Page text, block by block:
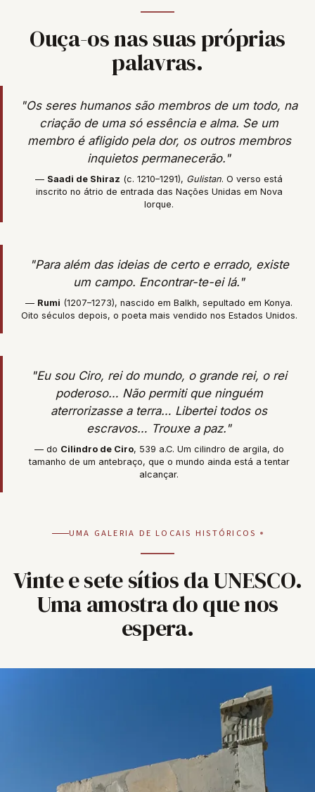
Ouça-os nas suas próprias
palavras.
"Os seres humanos são membros de um todo, na
criação de uma só essência e alma. Se um
membro é afligido pela dor, os outros membros
inquietos permanecerão."
— Saadi de Shiraz (c. 1210–1291), Gulistan. O verso está
inscrito no átrio de entrada das Nações Unidas em Nova
Iorque.
"Para além das ideias de certo e errado, existe
um campo. Encontrar-te-ei lá."
— Rumi (1207–1273), nascido em Balkh, sepultado em Konya.
Oito séculos depois, o poeta mais vendido nos Estados Unidos.
"Eu sou Ciro, rei do mundo, o grande rei, o rei
poderoso… Não permiti que ninguém
aterrorizasse a terra… Libertei todos os
escravos… Trouxe a paz."
— do Cilindro de Ciro, 539 a.C. Um cilindro de argila, do
tamanho de um antebraço, que o mundo ainda está a tentar
alcançar.
UMA GALERIA DE LOCAIS HISTÓRICOS
Vinte e sete sítios da UNESCO.
Uma amostra do que nos
espera.